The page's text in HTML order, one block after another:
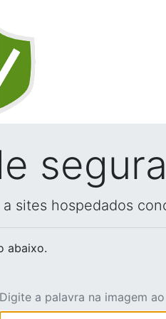
sites hospedados
abaixo.
Digite a palavra na imagem